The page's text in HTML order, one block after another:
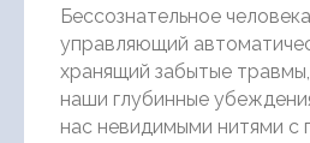
Бессознательное
управляющий
хранящий забытые
наши глубинные
нас невидимыми нитями с